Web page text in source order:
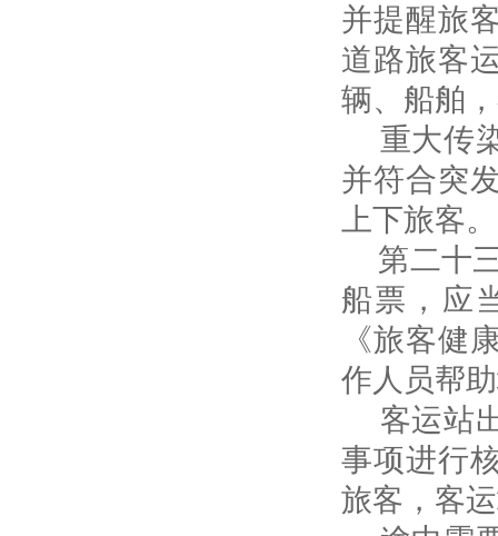
并提醒旅
道路旅客
辆、船舶
重大传
并符合突
上下旅客。
第二十
船票，应
《旅客健
作人员帮
客运站
事项进行
旅客，客